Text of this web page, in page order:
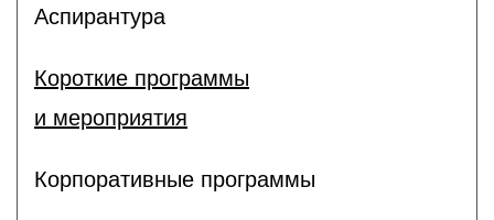
Аспирантура
Короткие программы
и мероприятия
Корпоративные программы